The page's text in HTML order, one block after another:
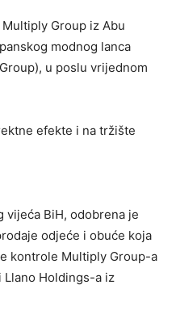
Group iz Abu
modnog lanca
u poslu vrijednom
efekte i na tržište
vijeća BiH, odobrena je
odjeće i obuće koja
kontrole Multiply Group-a
Llano Holdings-a iz